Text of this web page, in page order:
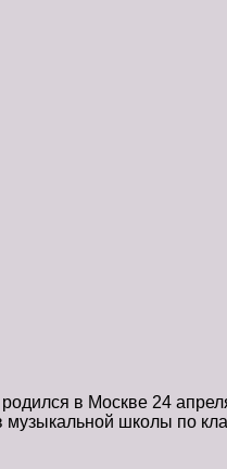
в Москве 24
музыкальной школы по